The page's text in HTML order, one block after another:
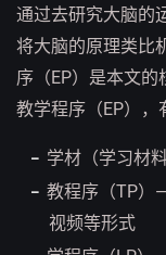
通过去研究大脑的
将大脑的原理类比
序（EP）是本文
教学程序（EP），
学材（学习材
教程序（TP）
视频等形式